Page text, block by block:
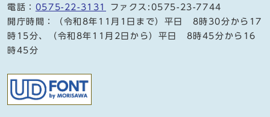
電話： 0575-22-3131
ファクス:0575-23-7744
開庁時間：（令和8年11月1日まで）平日 8時30分から17
時15分、（令和8年11月2日から）平日 8時45分から16
時45分